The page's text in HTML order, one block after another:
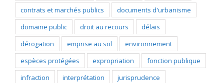
contrats et marchés publics
documents d'urbanisme
domaine public
droit au recours
délais
dérogation
emprise au sol
environnement
espèces protégées
expropriation
fonction publique
infraction
interprétation
jurisprudence